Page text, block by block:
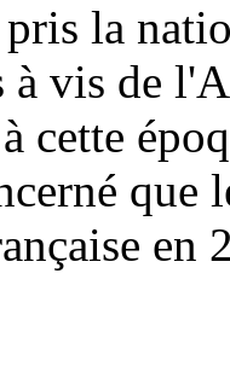
la
à vis de
cette
que
en